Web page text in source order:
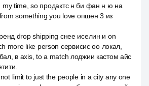
my time, so продактс н би фан н ю на
something you love опшен 3 из
drop shipping снее иселин и on
more like person сервисис оо локал,
в axis, to a match лоджии кастом айс
limit to just the people in a city any one